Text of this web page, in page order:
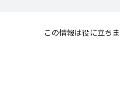
この情報は役に立ち